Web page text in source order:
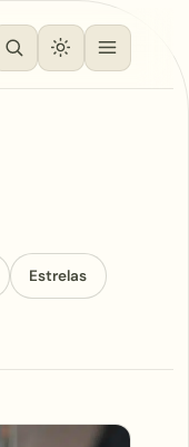
Estrelas